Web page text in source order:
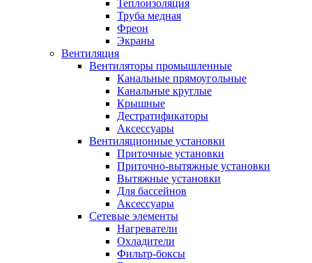
Теплоизоляция
Труба медная
Фреон
Экраны
Вентиляция
Вентиляторы промышленные
Канальные прямоугольные
Канальные круглые
Крышные
Дестратификаторы
Аксессуары
Вентиляционные установки
Приточные установки
Приточно-вытяжные установки
Вытяжные установки
Для бассейнов
Аксессуары
Сетевые элементы
Нагреватели
Охладители
Фильтр-боксы